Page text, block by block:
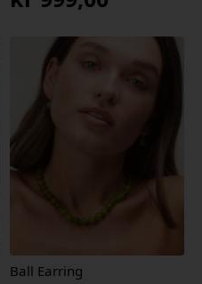
Ball Earring